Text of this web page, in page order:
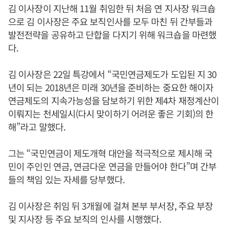
김 이사장이 지난해 11월 취임한 뒤 처음 연 지사장 워크숍
으로 김 이사장은 주요 보직인사를 모두 마친 뒤 간부들과
발전전략을 공유하고 단합을 다지기 위해 워크숍을 마련했
다.
김 이사장은 22일 특강에서 “국민연금제도가 도입된 지 30
년이 되는 2018년은 미래 30년을 준비하는 중요한 해이자
연금제도의 지속가능성을 담보하기 위한 제4차 재정계산이
이뤄지는 천세일시(다시 맞이하기 어려운 좋은 기회)의 한
해”라고 말했다.
그는 “국민연금이 제도개혁 대안을 적극적으로 제시해 국
민이 주인인 연금, 연금다운 연금을 만들어야 한다”며 간부
들의 책임 있는 자세를 당부했다.
김 이사장은 취임 뒤 3개월에 걸쳐 본부 부서장, 주요 부장
및 지사장 등 주요 보직의 인사를 시행했다.